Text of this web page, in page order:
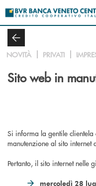
NOVITÀ PRIVATI
Sito web in
Si informa la gentile clientela
manutenzione al sito internet
Pertanto, il sito internet nelle
mercoledì 28